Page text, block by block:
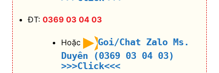
ĐT: 0369 03 04 03
Hoặc
Goi/Chat Zalo Ms.
Duyên (0369 03 04 03)
>>>Click<<<